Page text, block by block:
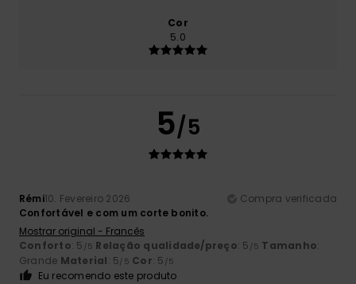
Cor
5.0
5/5
Rémi10. Fevereiro 2026
Compra verificada
Confortável e com um corte bonito.
Mostrar original - Francês
Conforto: 5 /5 Relação qualidade/preço: 5 /5 Tamanho:
Grande Material: 5/5 Cor: 5 /5
Eu recomendo este produto